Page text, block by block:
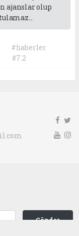
ajanslar olup
#haberler
#7.2
Gönder